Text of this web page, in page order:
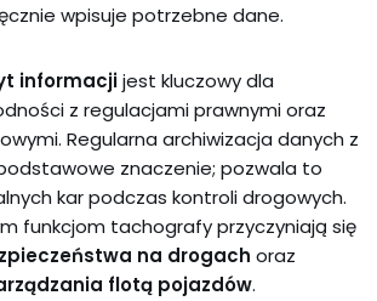
wpisuje potrzebne dane.
informacjijest kluczowy dla
z regulacjami prawnymi oraz
Regularna archiwizacja danych z
znaczenie; pozwala to
kar podczas kontroli drogowych.
funkcjom tachografy przyczyniają się
na drogach oraz
flotą pojazdów.